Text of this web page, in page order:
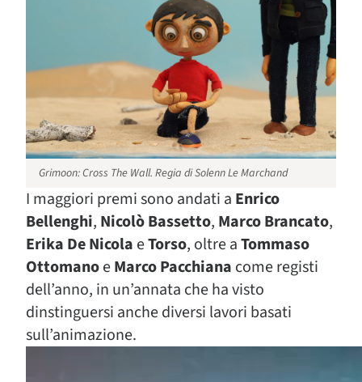
Grimoon: Cross The Wall. Regia di Solenn Le Marchand
I maggiori premi sono andati a Enrico
Bellenghi, Nicolò Bassetto, Marco Brancato,
Erika De Nicola eTorso, oltre aTommaso
OttomanoeMarco Pacchiana come registi
dell’anno, in un’annata che ha visto
dinstinguersi anche diversi lavori basati
sull’animazione.